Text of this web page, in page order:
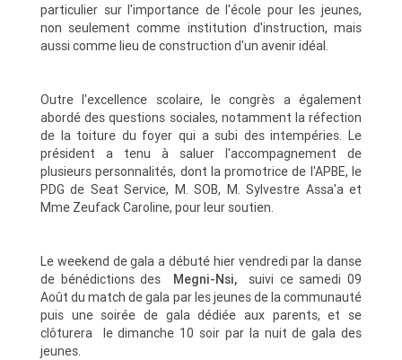
particulier sur l'importance de l'école pour les jeunes,
non seulement comme institution d'instruction, mais
aussi comme lieu de construction d'un avenir idéal.
Outre l'excellence scolaire, le congrès a également
abordé des questions sociales, notamment la réfection
de la toiture du foyer qui a subi des intempéries. Le
président a tenu à saluer l'accompagnement de
plusieurs personnalités, dont la promotrice de l'APBE, le
PDG de Seat Service, M. SOB, M. Sylvestre Assa'a et
Mme Zeufack Caroline, pour leur soutien.
Le weekend de gala a débuté hier vendredi par la danse
de bénédictions des Megni-Nsi,
suivi ce samedi 09
Août du match de gala par les jeunes de la communauté
puis une soirée de gala dédiée aux parents, et se
clôturera le dimanche 10 soir par la nuit de gala des
jeunes.